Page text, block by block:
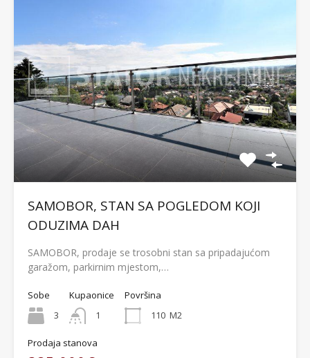
SAMOBOR, STAN SA POGLEDOM KOJI
ODUZIMA DAH
SAMOBOR, prodaje se trosobni stan sa pripadajućom
garažom, parkirnim mjestom,…
Sobe
3
Kupaonice
1
Površina
110 M2
Prodaja stanova